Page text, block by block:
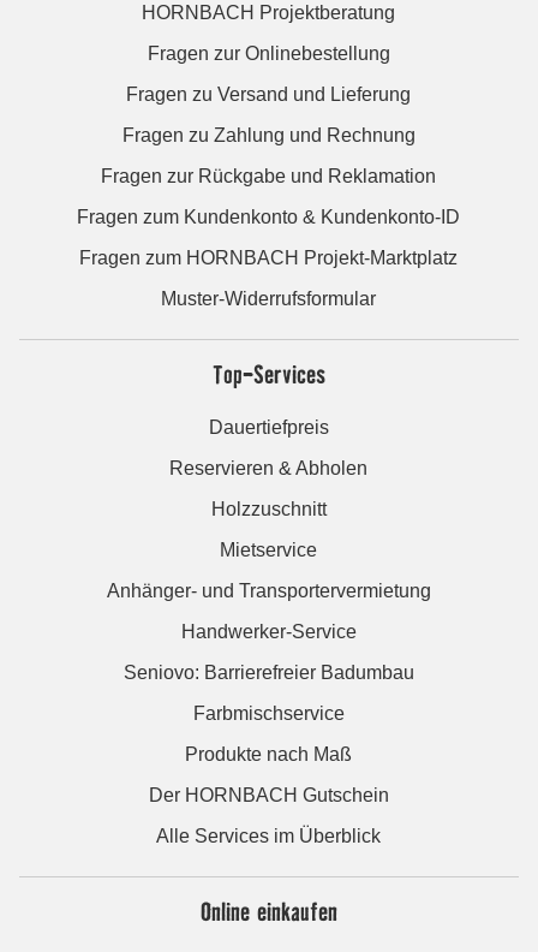
HORNBACH Projektberatung
Fragen zur Onlinebestellung
Fragen zu Versand und Lieferung
Fragen zu Zahlung und Rechnung
Fragen zur Rückgabe und Reklamation
Fragen zum Kundenkonto & Kundenkonto-ID
Fragen zum HORNBACH Projekt-Marktplatz
Muster-Widerrufsformular
Top-Services
Dauertiefpreis
Reservieren & Abholen
Holzzuschnitt
Mietservice
Anhänger- und Transportervermietung
Handwerker-Service
Seniovo: Barrierefreier Badumbau
Farbmischservice
Produkte nach Maß
Der HORNBACH Gutschein
Alle Services im Überblick
Online einkaufen